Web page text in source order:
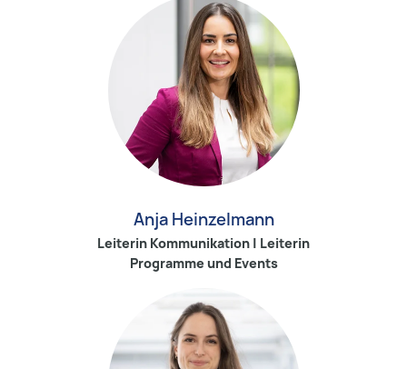
Anja Heinzelmann
Leiterin Kommunikation | Leiterin
Programme und Events